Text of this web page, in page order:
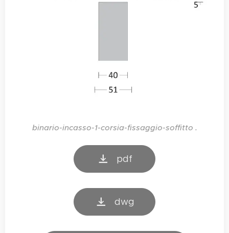
binario-incasso-1-corsia-fissaggio-soffitto .
pdf
dwg